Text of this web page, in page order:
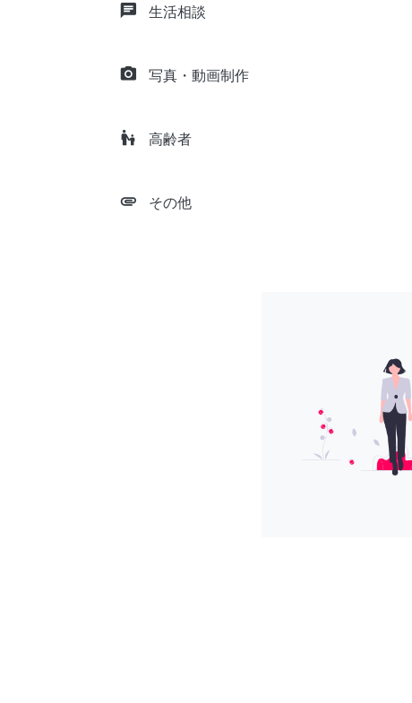
chat 生活相談
camera_alt 写真・動画制作
escalator_warning 高齢者
attachment その他